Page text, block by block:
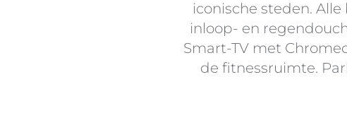
iconische steden.
inloop- en
Smart-TV met
de fitnessruimte.